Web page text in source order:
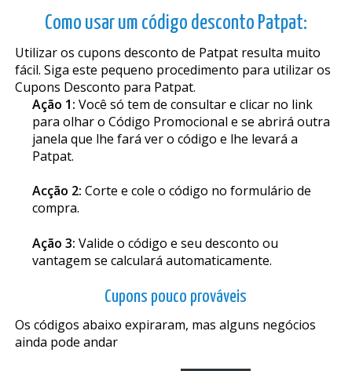
Como usar um código desconto Patpat:
Utilizar os cupons desconto de Patpat resulta muito
fácil. Siga este pequeno procedimento para utilizar os
Cupons Desconto para Patpat.
Ação 1: Você só tem de consultar e clicar no link
para olhar o Código Promocional e se abrirá outra
janela que lhe fará ver o código e lhe levará a
Patpat.
Acção 2: Corte e cole o código no formulário de
compra.
Ação 3: Valide o código e seu desconto ou
vantagem se calculará automaticamente.
Cupons pouco prováveis
Os códigos abaixo expiraram, mas alguns negócios
ainda pode andar